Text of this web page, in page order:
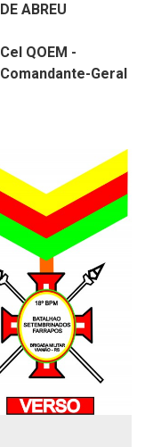
DE ABREU
Cel QOEM -
Comandante-Geral